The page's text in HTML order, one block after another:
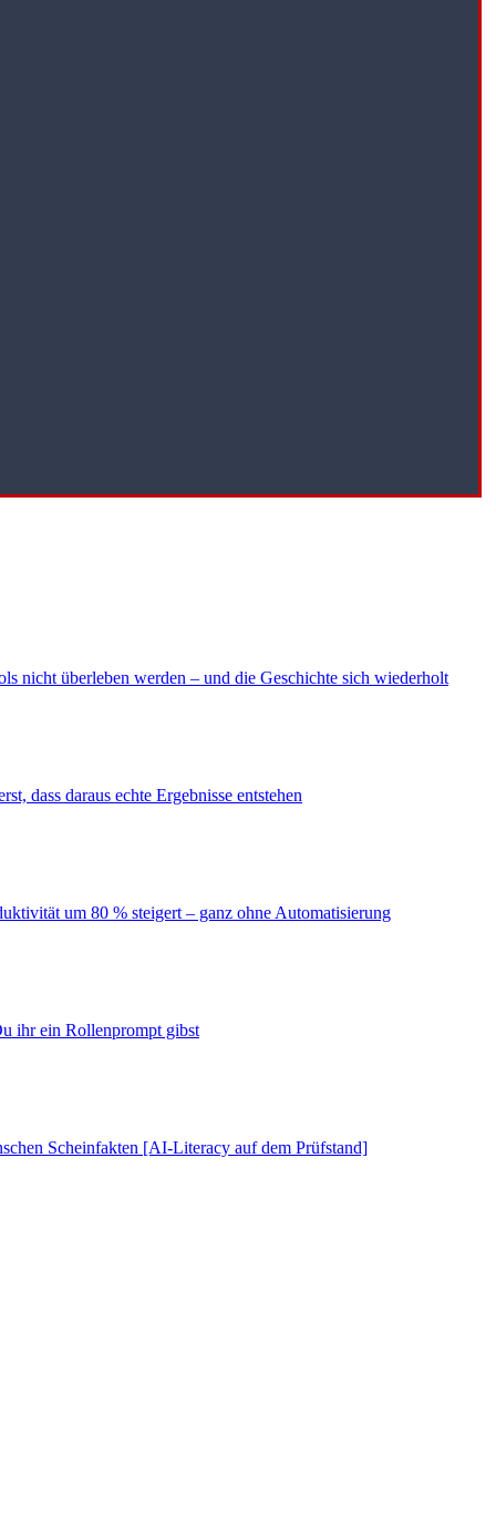
nicht überleben werden – und die Geschichte sich wiederholt
dass daraus echte Ergebnisse entstehen
um 80 % steigert – ganz ohne Automatisierung
ihr ein Rollenprompt gibst
Scheinfakten [AI-Literacy auf dem Prüfstand]